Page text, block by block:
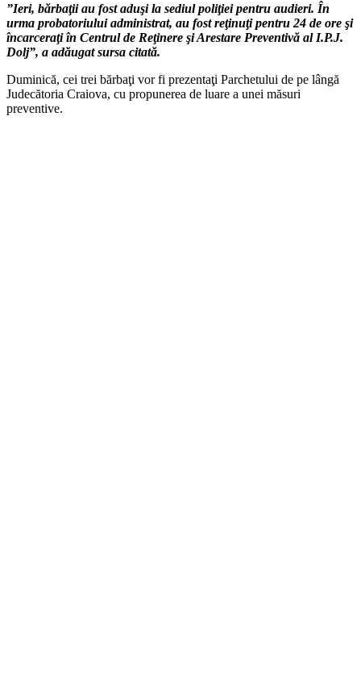
”Ieri, bărbaţii au fost aduşi la sediul poliţiei pentru audieri. În
urma probatoriului administrat, au fost reţinuţi pentru 24 de ore şi
încarceraţi în Centrul de Reţinere şi Arestare Preventivă al I.P.J.
Dolj”, a adăugat sursa citată.
Duminică, cei trei bărbaţi vor fi prezentaţi Parchetului de pe lângă
Judecătoria Craiova, cu propunerea de luare a unei măsuri
preventive.